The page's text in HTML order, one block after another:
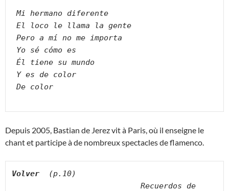
Mi hermano diferente
El loco le llama la gente
Pero a mí no me importa
Yo sé cómo es
Él tiene su mundo
Y es de color
De color
Depuis 2005, Bastian de Jerez vit à Paris, où il enseigne le
chant et participe à de nombreux spectacles de flamenco.
Volver (p.10)
Recuerdos de